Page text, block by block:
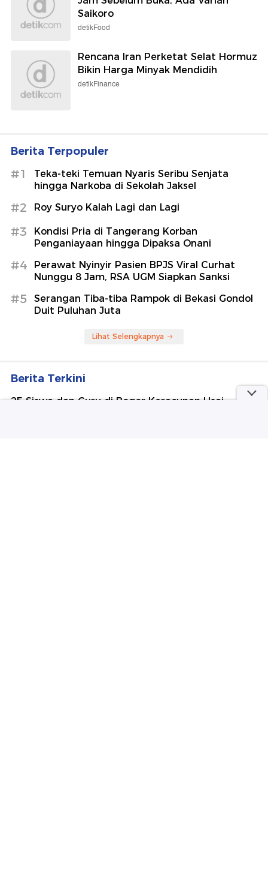
Saikoro
detikFood
Rencana Iran Perketat Selat Hormuz
Bikin Harga Minyak Mendidih
detikFinance
Berita Terpopuler
#1
Teka-teki Temuan Nyaris Seribu Senjata
hingga Narkoba di Sekolah Jaksel
#2 Roy Suryo Kalah Lagi dan Lagi
#3
Kondisi Pria di Tangerang Korban
Penganiayaan hingga Dipaksa Onani
#4
Perawat Nyinyir Pasien BPJS Viral Curhat
Nunggu 8 Jam, RSA UGM Siapkan Sanksi
#5
Serangan Tiba-tiba Rampok di Bekasi Gondol
Duit Puluhan Juta
Lihat Selengkapnya
Berita Terkini
25 Siswa dan Guru di Bogor Keracunan Usai